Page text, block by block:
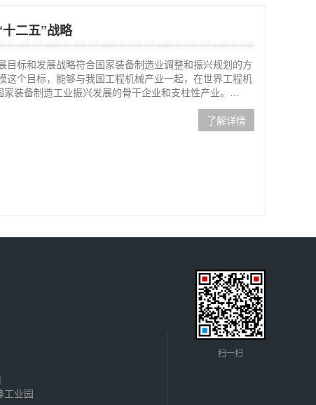
二五”战略
目标和发展战略符合国家装备制造业调整和振兴规划的方
这个目标，能够与我国工程机械产业一起，在世界工程机
装备制造工业振兴发展的骨干企业和支柱性产业。…
了解详情
扫一扫
工业园